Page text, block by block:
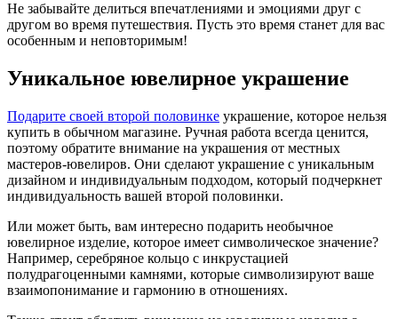
Не забывайте делиться впечатлениями и эмоциями друг с
другом во время путешествия. Пусть это время станет для вас
особенным и неповторимым!
Уникальное ювелирное украшение
Подарите своей второй половинке украшение, которое нельзя
купить в обычном магазине. Ручная работа всегда ценится,
поэтому обратите внимание на украшения от местных
мастеров-ювелиров. Они сделают украшение с уникальным
дизайном и индивидуальным подходом, который подчеркнет
индивидуальность вашей второй половинки.
Или может быть, вам интересно подарить необычное
ювелирное изделие, которое имеет символическое значение?
Например, серебряное кольцо с инкрустацией
полудрагоценными камнями, которые символизируют ваше
взаимопонимание и гармонию в отношениях.